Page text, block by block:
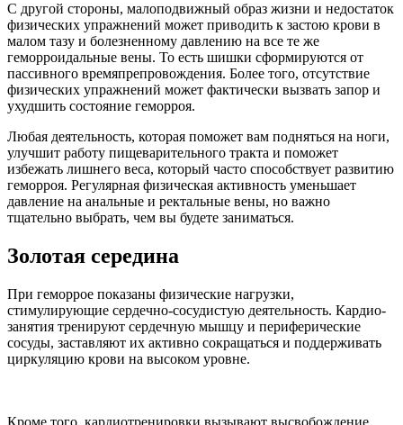
С другой стороны, малоподвижный образ жизни и недостаток
физических упражнений может приводить к застою крови в
малом тазу и болезненному давлению на все те же
геморроидальные вены. То есть шишки сформируются от
пассивного времяпрепровождения. Более того, отсутствие
физических упражнений может фактически вызвать запор и
ухудшить состояние геморроя.
Любая деятельность, которая поможет вам подняться на ноги,
улучшит работу пищеварительного тракта и поможет
избежать лишнего веса, который часто способствует развитию
геморроя. Регулярная физическая активность уменьшает
давление на анальные и ректальные вены, но важно
тщательно выбрать, чем вы будете заниматься.
Золотая середина
При геморрое показаны физические нагрузки,
стимулирующие сердечно-сосудистую деятельность. Кардио-
занятия тренируют сердечную мышцу и периферические
сосуды, заставляют их активно сокращаться и поддерживать
циркуляцию крови на высоком уровне.
Кроме того, кардиотренировки вызывают высвобождение